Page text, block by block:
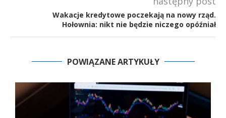
Wakacje kredytowe poczekają na nowy rząd.
Hołownia: nikt nie będzie niczego opóźniał
POWIĄZANE ARTYKUŁY